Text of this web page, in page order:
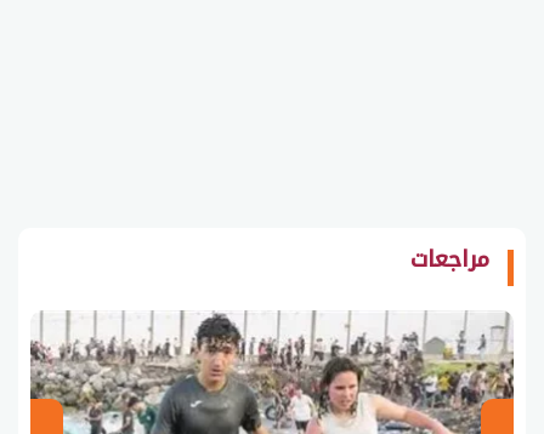
مراجعات